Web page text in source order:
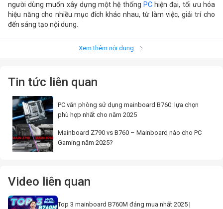
người dùng muốn xây dựng một hệ thống PChiện đại, tối ưu hóa
hiệu năng cho nhiều mục đích khác nhau, từ làm việc, giải trí cho
đến sáng tạo nội dung.
II. Các tính năng nổi bật của
mainboard B760 - Chipset 1700
Xem thêm nội dung
Tin tức liên quan
PC văn phòng sử dụng mainboard B760: lựa chọn
phù hợp nhất cho năm 2025
Mainboard Z790 vs B760 – Mainboard nào cho PC
Gaming năm 2025?
Video liên quan
Top 3 mainboard B760M đáng mua nhất 2025 |